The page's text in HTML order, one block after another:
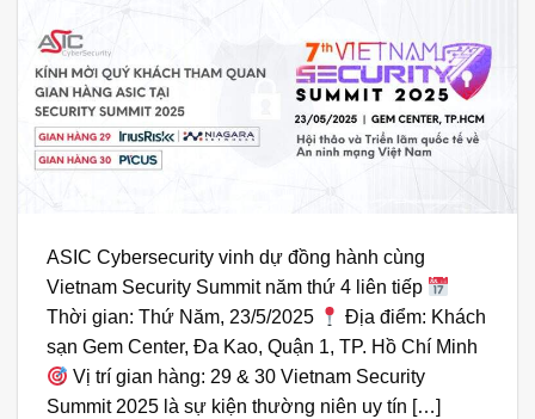
ASIC Cybersecurity vinh dự đồng hành cùng
Vietnam Security Summit năm thứ 4 liên tiếp
Thời gian: Thứ Năm, 23/5/2025
Địa điểm: Khách
sạn Gem Center, Đa Kao, Quận 1, TP. Hồ Chí Minh
Vị trí gian hàng: 29 & 30 Vietnam Security
Summit 2025 là sự kiện thường niên uy tín […]